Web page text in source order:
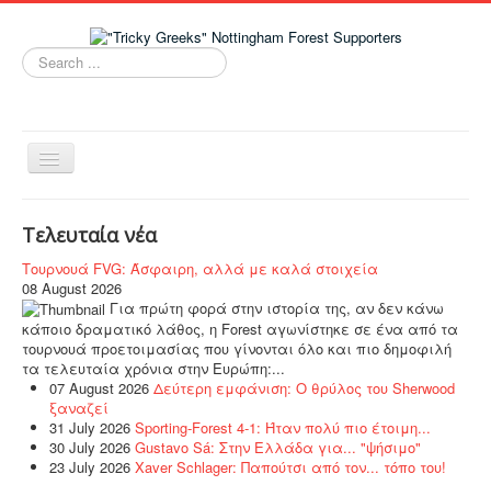
Search
...
Toggle
Navigation
Νέα
Ομάδα
Tricky Greeks
NFFC Women
Links
Live Chat!
Επικοινωνία
Τελευταία νέα
Τουρνουά FVG: Άσφαιρη, αλλά με καλά στοιχεία
08 August 2026
Για πρώτη φορά στην ιστορία της, αν δεν κάνω
κάποιο δραματικό λάθος, η Forest αγωνίστηκε σε ένα από τα
τουρνουά προετοιμασίας που γίνονται όλο και πιο δημοφιλή
τα τελευταία χρόνια στην Ευρώπη:...
07 August 2026 Δεύτερη εμφάνιση: Ο θρύλος του Sherwood
ξαναζεί
31 July 2026 Sporting-Forest 4-1: Ήταν πολύ πιο έτοιμη...
30 July 2026 Gustavo Sá: Στην Ελλάδα για... "ψήσιμο"
23 July 2026 Xaver Schlager: Παπούτσι από τον... τόπο του!